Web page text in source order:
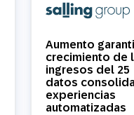
Aumento
crecimiento de
ingresos del 25
datos
experiencias
automatizadas